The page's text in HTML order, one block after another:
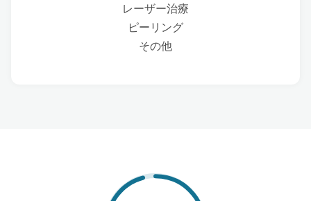
レーザー治療
ピーリング
その他